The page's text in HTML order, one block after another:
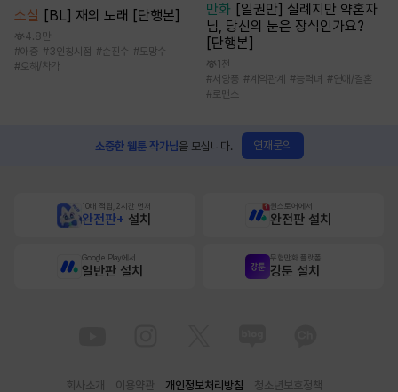
소설 [BL] 재의 노래 [단행본]
4.8만
#애증 #3인칭시점 #순진수 #도망수
#오해/착각
만화
[일권만] 실례지만 약혼자
님, 당신의 눈은 장식인가요?
[단행본]
1천
#서양풍 #계약관계 #능력녀 #연애/결혼
#로맨스
소중한 웹툰 작가님을 모십니다. 연재문의
10배 적립, 2시간 먼저
완전판+ 설치
원스토어에서
완전판 설치
Google Play에서
일반판 설치
무협만화 플랫폼
강툰 설치
회사소개 이용약관 개인정보처리방침 청소년보호정책